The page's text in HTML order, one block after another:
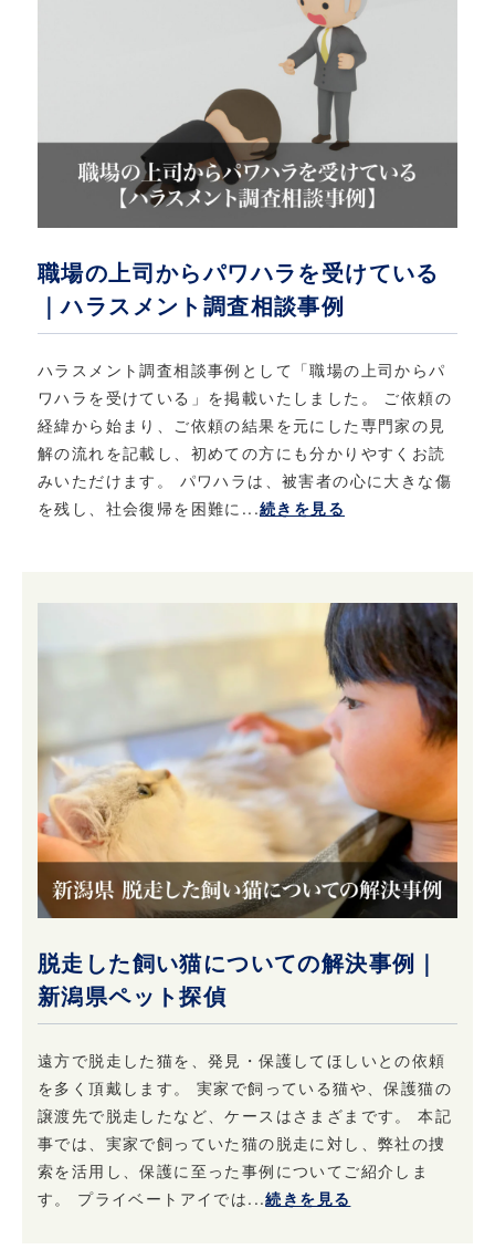
職場の上司からパワハラを受けている
｜ハラスメント調査相談事例
ハラスメント調査相談事例として「職場の上司からパ
ワハラを受けている」を掲載いたしました。 ご依頼の
経緯から始まり、ご依頼の結果を元にした専門家の見
解の流れを記載し、初めての方にも分かりやすくお読
みいただけます。 パワハラは、被害者の心に大きな傷
を残し、社会復帰を困難に...続きを見る
脱走した飼い猫についての解決事例｜
新潟県ペット探偵
遠方で脱走した猫を、発見・保護してほしいとの依頼
を多く頂戴します。 実家で飼っている猫や、保護猫の
譲渡先で脱走したなど、ケースはさまざまです。 本記
事では、実家で飼っていた猫の脱走に対し、弊社の捜
索を活用し、保護に至った事例についてご紹介しま
す。 プライベートアイでは...続きを見る